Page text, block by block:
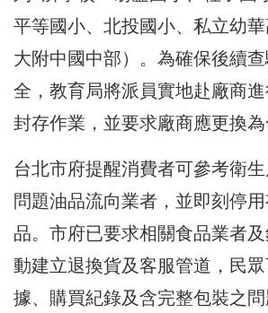
平等國小、北投國小、私立幼
大附中國中部）。為確保後續
全，教育局將派員實地赴廠商
封存作業，並要求廠商應更換為
台北市府提醒消費者可參考衛
問題油品流向業者，並即刻停
品。市府已要求相關食品業者
動建立退換貨及客服管道，民
據、購買紀錄及含完整包裝之